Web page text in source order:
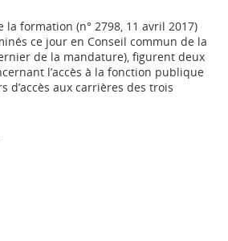
la formation (n° 2798, 11 avril 2017)
ce jour en Conseil commun de la
de la mandature), figurent deux
l’accès à la fonction publique
d’accès aux carrières des trois
à projets
une actu !